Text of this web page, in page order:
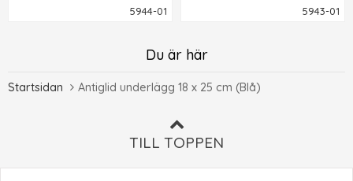
5944-01 5943-01
Du är här
Startsidan Antiglid underlägg 18 x 25 cm (Blå)
TILL TOPPEN